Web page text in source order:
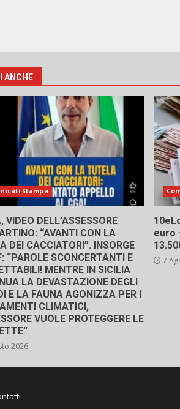
ANCHE
Stampa
VIDEO DELL’ASSESSORE
“AVANTI CON LA
DEI CACCIATORI”. INSORGE
“PAROLE SCONCERTANTI E
MENTRE IN SICILIA
LA DEVASTAZIONE DEGLI
E LA FAUNA AGONIZZA PER I
CLIMATICI,
VUOLE PROTEGGERE LE
2026
euro
7